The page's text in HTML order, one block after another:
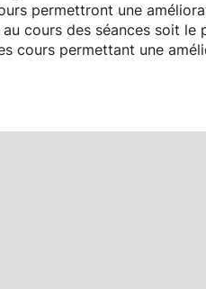
permettront une
au cours des séances soit
cours permettant une